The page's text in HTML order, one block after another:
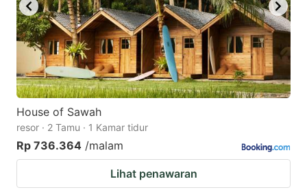
House of Sawah
resor · 2 Tamu · 1 Kamar tidur
Rp 736.364 /malam
Lihat penawaran